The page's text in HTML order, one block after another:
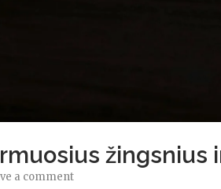
žingsnius
a comment